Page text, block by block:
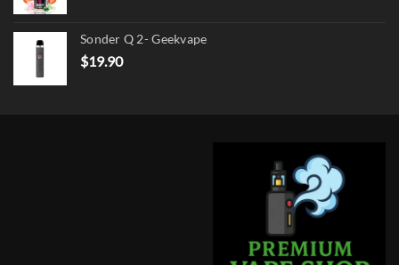
Sonder Q 2- Geekvape
$19.90